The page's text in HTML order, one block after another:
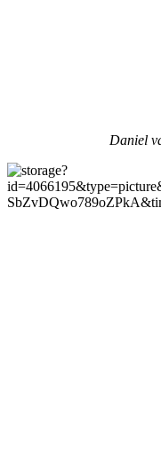
Daniel